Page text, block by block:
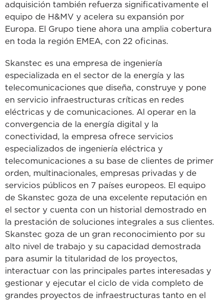
adquisición también refuerza significativamente el
equipo de H&MV y acelera su expansión por
Europa. El Grupo tiene ahora una amplia cobertura
en toda la región EMEA, con 22 oficinas.
Skanstec es una empresa de ingeniería
especializada en el sector de la energía y las
telecomunicaciones que diseña, construye y pone
en servicio infraestructuras críticas en redes
eléctricas y de comunicaciones. Al operar en la
convergencia de la energía digital y la
conectividad, la empresa ofrece servicios
especializados de ingeniería eléctrica y
telecomunicaciones a su base de clientes de primer
orden, multinacionales, empresas privadas y de
servicios públicos en 7 países europeos. El equipo
de Skanstec goza de una excelente reputación en
el sector y cuenta con un historial demostrado en
la prestación de soluciones integrales a sus clientes.
Skanstec goza de un gran reconocimiento por su
alto nivel de trabajo y su capacidad demostrada
para asumir la titularidad de los proyectos,
interactuar con las principales partes interesadas y
gestionar y ejecutar el ciclo de vida completo de
grandes proyectos de infraestructuras tanto en el